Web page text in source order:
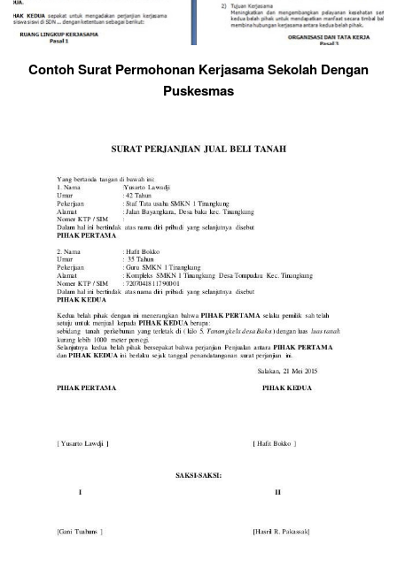
Contoh Surat Permohonan Kerjasama Sekolah Dengan
Puskesmas